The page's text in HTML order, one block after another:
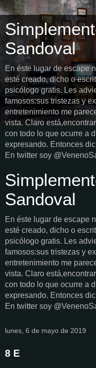
Sandoval
En éste lugar de escape
esté creado, dicho o
psicólogo gratis. Les
famosos:sus tristezas y
entretenimiento me
vista. Claro
con todo lo que ocurre a
expresando. Entonces
En twitter soy
Sandoval
En éste lugar de escape
esté creado, dicho o
psicólogo gratis. Les
famosos:sus tristezas y
entretenimiento me
vista. Claro
con todo lo que ocurre a
expresando. Entonces
En twitter soy
lunes, 6 de mayo de 2019
8 E